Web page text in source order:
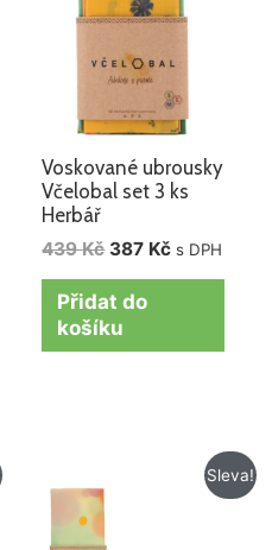
Voskované ubrousky
Včelobal set 3 ks
Herbář
439Kč 387 Kč s DPH
Přidat do
košíku
Sleva!
Aktuální
cena